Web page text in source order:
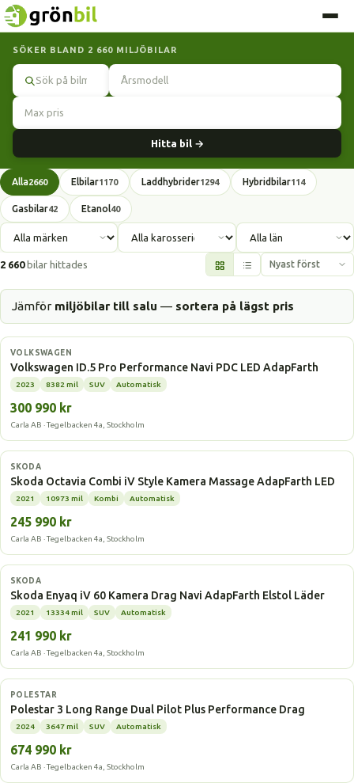
SÖKER BLAND 2 660 MILJÖBILAR
Hitta bil →
Alla2660 Elbilar1170 Laddhybrider1294 Hybridbilar114
Gasbilar42 Etanol40
2 660bilar hittades
Jämför miljöbilar till salu — sortera på lägst pris
Elbil
VOLKSWAGEN
Volkswagen ID.5 Pro Performance Navi PDC LED AdapFarth
2023 8382 mil SUV Automatisk
300 990 kr
Carla AB · Tegelbacken 4a, Stockholm
Laddhybrid
SKODA
Skoda Octavia Combi iV Style Kamera Massage AdapFarth LED
2021 10973 mil Kombi Automatisk
245 990 kr
Carla AB · Tegelbacken 4a, Stockholm
Elbil
SKODA
Skoda Enyaq iV 60 Kamera Drag Navi AdapFarth Elstol Läder
2021 13334 mil SUV Automatisk
241 990 kr
Carla AB · Tegelbacken 4a, Stockholm
Elbil
POLESTAR
Polestar 3 Long Range Dual Pilot Plus Performance Drag
2024 3647 mil SUV Automatisk
674 990 kr
Carla AB · Tegelbacken 4a, Stockholm